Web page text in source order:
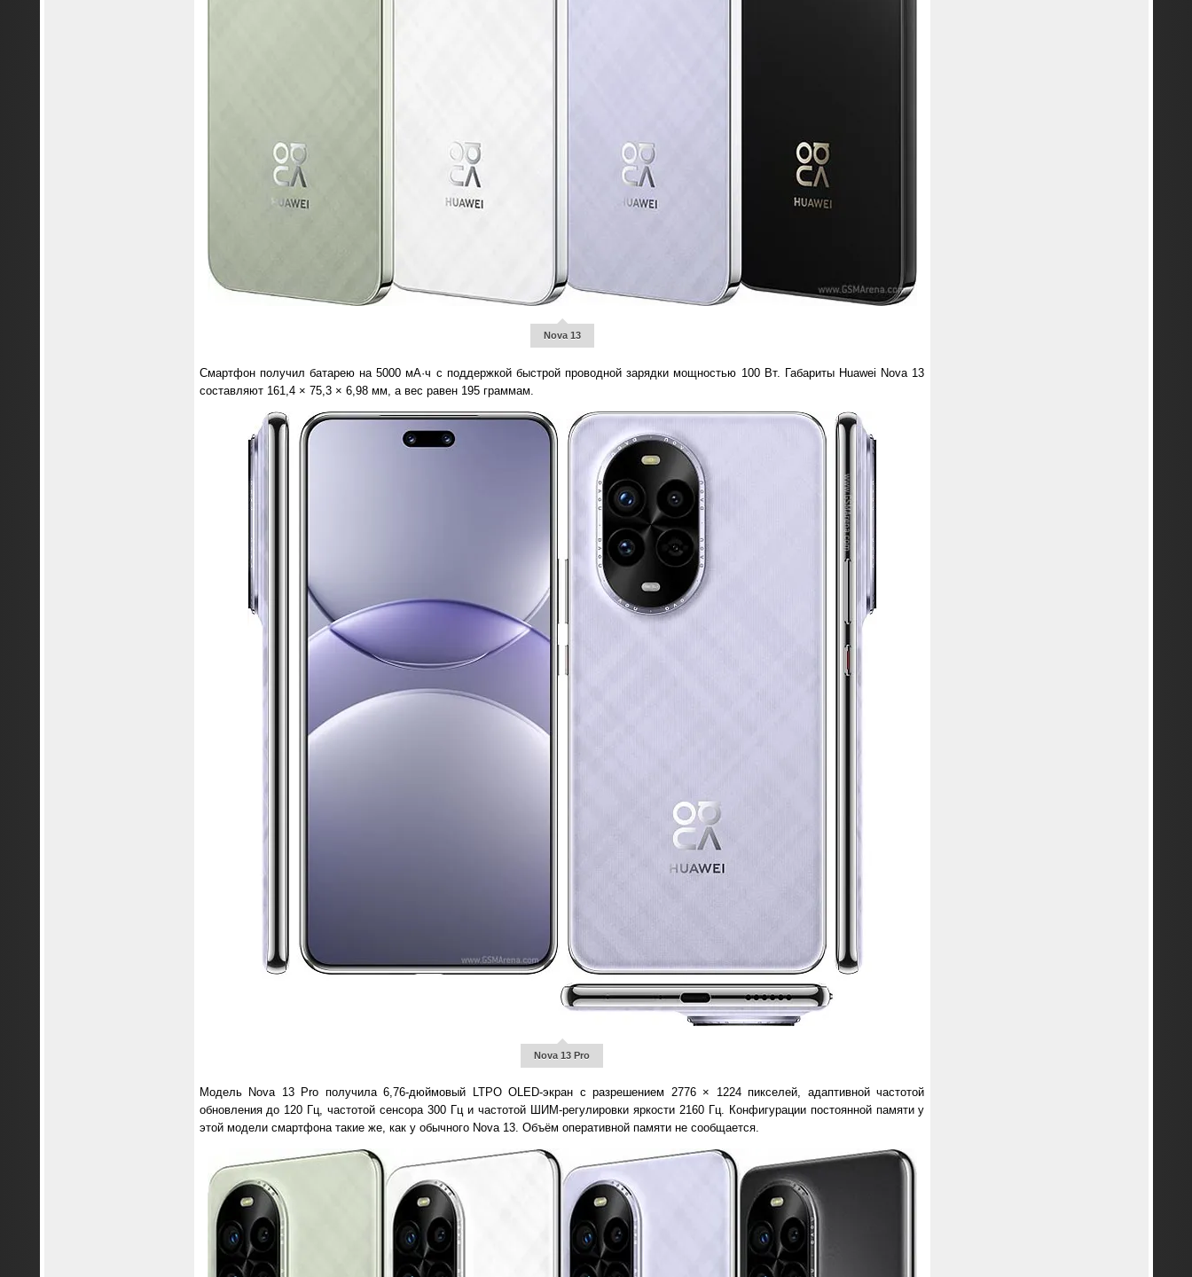
Nova 13
Смартфон получил батарею на 5000 мА·ч с поддержкой быстрой проводной зарядки мощностью 100 Вт. Габариты Huawei Nova 13
составляют 161,4 × 75,3 × 6,98 мм, а вес равен 195 граммам.
Nova 13 Pro
Модель Nova 13 Pro получила 6,76-дюймовый LTPO OLED-экран с разрешением 2776 × 1224 пикселей, адаптивной частотой
обновления до 120 Гц, частотой сенсора 300 Гц и частотой ШИМ-регулировки яркости 2160 Гц. Конфигурации постоянной памяти у
этой модели смартфона такие же, как у обычного Nova 13. Объём оперативной памяти не сообщается.